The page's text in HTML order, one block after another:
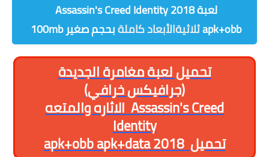
لعبة2018
Assassin's Creed Identity
apk+obbثلاثيةالأبعاد كاملةبحجم صغير 100mb
تحميل لعبة مغامرة الجديدة
(جرافيكس خرافي)
الاثاره والمتعهAssassin's Creed
Identity
apk+obb apk+data 2018تحميل